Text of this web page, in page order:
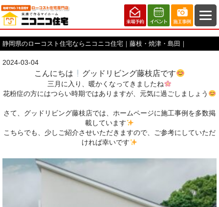
静岡県のローコスト住宅ならニコニコ住宅｜藤枝・焼津・島田｜
2024-03-04
こんにちは グッドリビング藤枝店です
三月に入り、暖かくなってきましたね
花粉症の方にはつらい時期ではありますが、元気に過ごしましょう
さて、グッドリビング藤枝店では、ホームページに施工事例を多数掲
載しています
こちらでも、少しご紹介させいただきますので、ご参考にしていただ
ければ幸いです